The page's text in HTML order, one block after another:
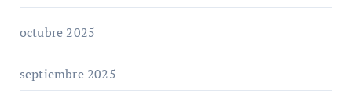
octubre 2025
septiembre 2025